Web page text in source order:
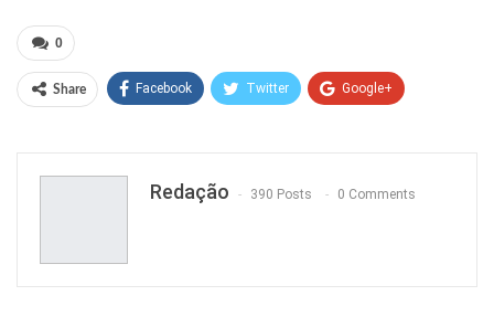
0
Share Facebook Twitter Google+
Email
Redação 390 Posts 0 Comments